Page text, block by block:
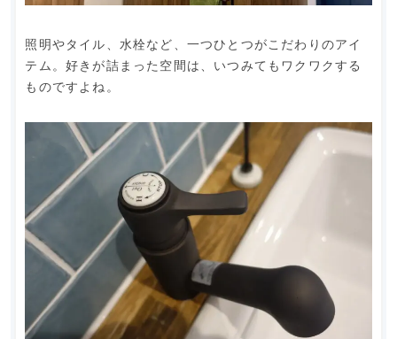
照明やタイル、水栓など、一つひとつがこだわりのアイ
テム。好きが詰まった空間は、いつみてもワクワクする
ものですよね。